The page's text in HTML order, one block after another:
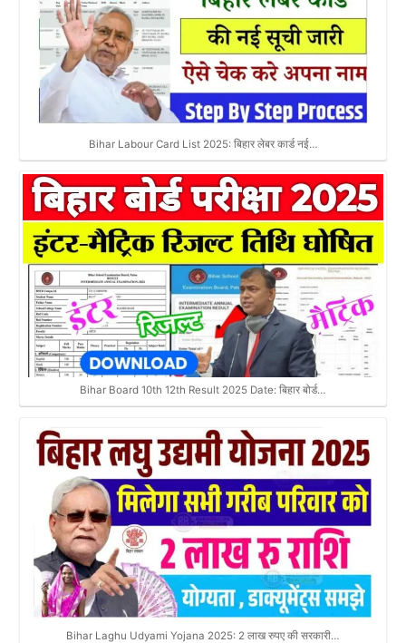
Bihar Labour Card List 2025: बिहार लेबर कार्ड नई…
Bihar Board 10th 12th Result 2025 Date: बिहार बोर्ड…
Bihar Laghu Udyami Yojana 2025: 2 लाख रुपए की सरकारी…